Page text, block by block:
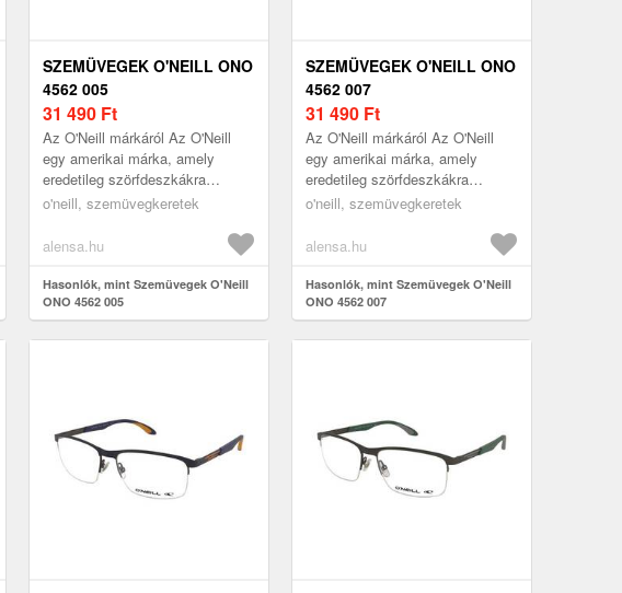
SZEMÜVEGEK O'NEILL ONO
4562 005
31 490 Ft
Az O'Neill márkáról Az O'Neill
egy amerikai márka, amely
eredetileg szörfdeszkákra
specializálódott, és
tengerparti hangu...
o'neill, szemüvegkeretek
alensa.hu
Hasonlók, mint Szemüvegek O'Neill
ONO 4562 005
SZEMÜVEGEK O'NEILL ONO
4562 007
31 490 Ft
Az O'Neill márkáról Az O'Neill
egy amerikai márka, amely
eredetileg szörfdeszkákra
specializálódott, és
tengerparti hangu...
o'neill, szemüvegkeretek
alensa.hu
Hasonlók, mint Szemüvegek O'Neill
ONO 4562 007